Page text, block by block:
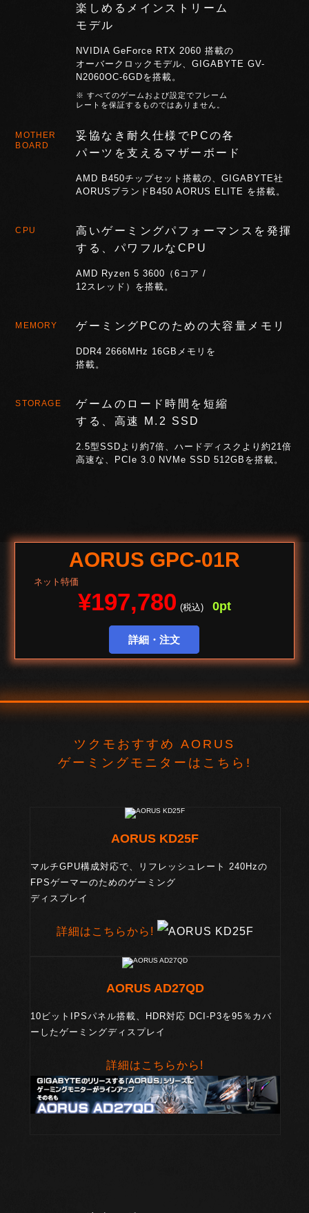
楽しめるメインストリーム
モデル
NVIDIA GeForce RTX 2060 搭載の
オーバークロックモデル、GIGABYTE GV-
N2060OC-6GDを搭載。
※ すべてのゲームおよび設定でフレーム
レートを保証するものではありません。
MOTHER
BOARD
妥協なき耐久仕様でPCの各
パーツを支える マザーボード
AMD B450チップセット搭載の、GIGABYTE社
AORUSブランドB450 AORUS ELITE を搭載。
CPU
高いゲーミングパフォーマンスを発揮
する、パワフルなCPU
AMD Ryzen 5 3600（6コア /
12スレッド）を搭載。
MEMORY ゲーミングPCのための大容量メモリ
DDR4 2666MHz 16GBメモリを
搭載。
STORAGE
ゲームのロード時間を短縮
する、高速 M.2 SSD
2.5型SSDより約7倍、ハードディスクより約21倍
高速な、PCIe 3.0 NVMe SSD 512GBを搭載。
AORUS GPC-01R
ネット特価
¥197,780 (税込) 0pt
詳細・注文
ツクモおすすめ AORUS
ゲーミングモニターはこちら!
AORUS KD25F
マルチGPU構成対応で、リフレッシュレート 240Hzの
FPSゲーマーのためのゲーミング
ディスプレイ
詳細はこちらから!
AORUS AD27QD
10ビットIPSパネル搭載、HDR対応 DCI-P3を95％カバ
ー したゲーミングディスプレイ
詳細はこちらから!